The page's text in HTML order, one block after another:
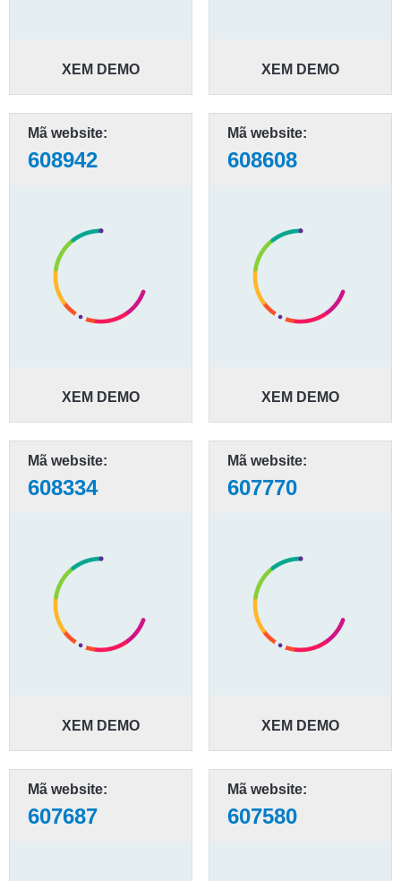
XEM DEMO XEM DEMO
Mã website:
608942
XEM DEMO
Mã website:
608608
XEM DEMO
Mã website:
608334
XEM DEMO
Mã website:
607770
XEM DEMO
Mã website:
607687
Mã website:
607580